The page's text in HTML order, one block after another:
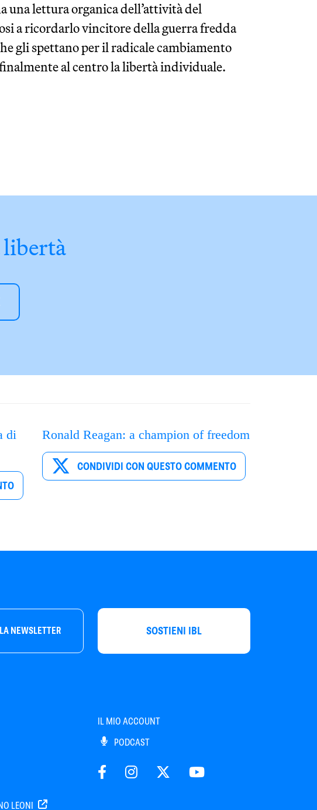
una lettura organica dell’attività del
a ricordarlo vincitore della guerra fredda
gli spettano per il radicale cambiamento
al centro la libertà individuale.
libertà
di
Ronald Reagan: a champion of freedom
CONDIVIDI CON QUESTO COMMENTO
NEWSLETTER SOSTIENI IBL
LEONI
IL MIO ACCOUNT
PODCAST